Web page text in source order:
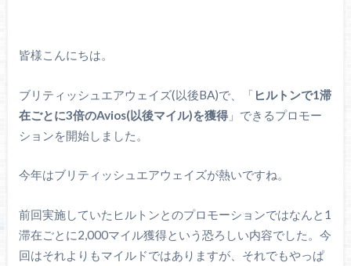
皆様こんにちは。
ブリティッシュエアウェイズ(以後BA)で、「 ヒルトンで1滞
在ごとに3倍のAvios(以後マイル)を獲得」できるプロモー
ションを開始しました。
今年はブリティッシュエアウェイズが熱いですね。
前回実施していたヒルトンとのプロモーションではなんと1
滞在ごとに2,000マイル獲得という恐ろしい内容でした。今
回はそれよりもマイルドではありますが、それでもやっぱ